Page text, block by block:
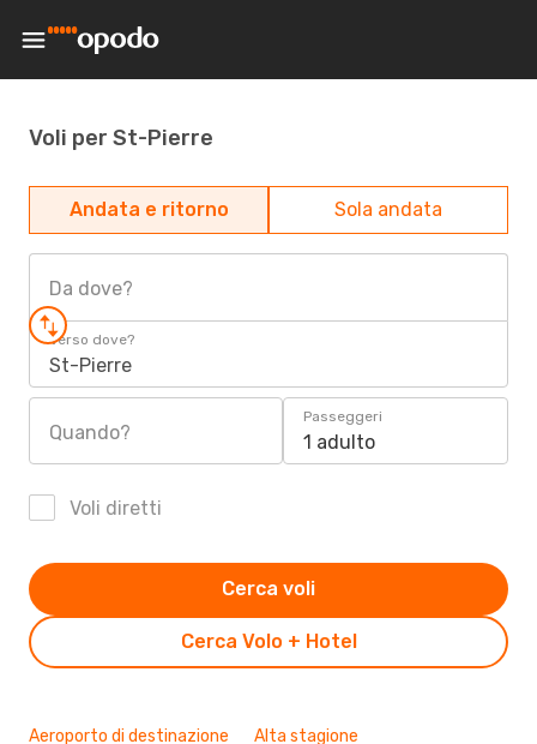
Voli per St-Pierre
Andata e ritorno Sola andata
Da dove?
Verso dove?
St-Pierre
Quando?
Passeggeri
1 adulto
Voli diretti
Cerca Volo + Hotel
Cerca voli
Aeroporto di destinazione Alta stagione